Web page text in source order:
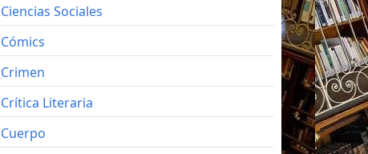
Ciencias Sociales
Cómics
Crimen
Crítica Literaria
Cuerpo